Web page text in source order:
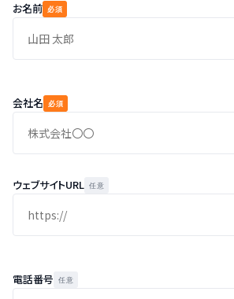
お名前 必須
会社名 必須
ウェブサイトURL 任意
電話番号 任意